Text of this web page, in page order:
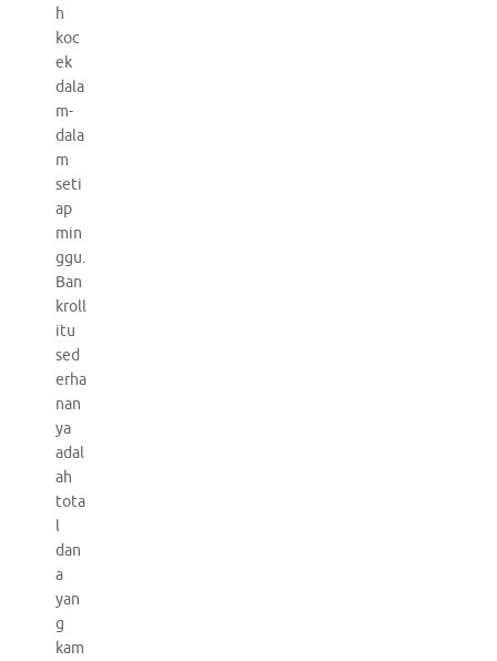
h
koc
ek
dala
m-
dala
m
seti
ap
min
ggu.
Ban
kroll
itu
sed
erha
nan
ya
adal
ah
tota
l
dan
a
yan
g
kam